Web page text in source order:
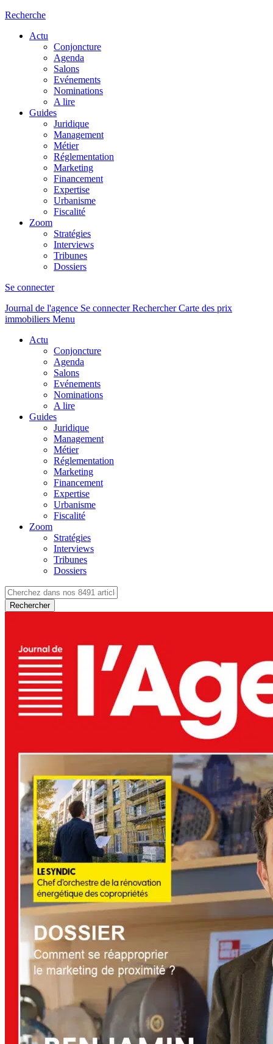
Recherche
Actu
Conjoncture
Agenda
Salons
Evénements
Nominations
A lire
Guides
Juridique
Management
Métier
Réglementation
Marketing
Financement
Expertise
Urbanisme
Fiscalité
Zoom
Stratégies
Interviews
Tribunes
Dossiers
Se connecter
Journal de l'agence Se connecterRechercher Carte des prix
immobiliers Menu
Actu
Conjoncture
Agenda
Salons
Evénements
Nominations
A lire
Guides
Juridique
Management
Métier
Réglementation
Marketing
Financement
Expertise
Urbanisme
Fiscalité
Zoom
Stratégies
Interviews
Tribunes
Dossiers
Rechercher